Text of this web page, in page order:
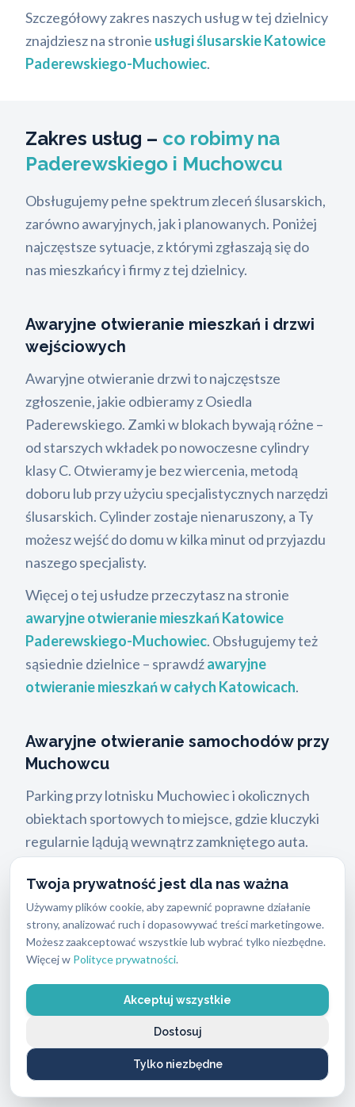
Twoja prywatność jest dla nas ważna
Używamy plików cookie, aby zapewnić poprawne działanie
strony, analizować ruch i dopasowywać treści marketingowe.
Możesz zaakceptować wszystkie lub wybrać tylko niezbędne.
Więcej w Polityce prywatności.
Akceptuj wszystkie
Tylko niezbędne
Dostosuj
Szczegółowy zakres naszych usług w tej dzielnicy
znajdziesz na stronie usługi ślusarskie Katowice
Paderewskiego-Muchowiec.
Zakres usług – co robimy na
Paderewskiego i Muchowcu
Obsługujemy pełne spektrum zleceń ślusarskich,
zarówno awaryjnych, jak i planowanych. Poniżej
najczęstsze sytuacje, z którymi zgłaszają się do
nas mieszkańcy i firmy z tej dzielnicy.
Awaryjne otwieranie mieszkań i drzwi
wejściowych
Awaryjne otwieranie drzwi to najczęstsze
zgłoszenie, jakie odbieramy z Osiedla
Paderewskiego. Zamki w blokach bywają różne –
od starszych wkładek po nowoczesne cylindry
klasy C. Otwieramy je bez wiercenia, metodą
doboru lub przy użyciu specjalistycznych narzędzi
ślusarskich. Cylinder zostaje nienaruszony, a Ty
możesz wejść do domu w kilka minut od przyjazdu
naszego specjalisty.
Więcej o tej usłudze przeczytasz na stronie
awaryjne otwieranie mieszkań Katowice
Paderewskiego-Muchowiec. Obsługujemy też
sąsiednie dzielnice – sprawdźawaryjne
otwieranie mieszkań w całych Katowicach.
Awaryjne otwieranie samochodów przy
Muchowcu
Parking przy lotnisku Muchowiec i okolicznych
obiektach sportowych to miejsce, gdzie kluczyki
regularnie lądują wewnątrz zamkniętego auta.
bagażniki i stacyjki bez pozostawiania śladów na
lakierze ani uszczerbku dla mechanizmu zamka.
Jeśli stoisz na parkingu i nie możesz ruszyć,
zadzwoń pod662-869-662
Złamany klucz w zamku
Złamany klucz w zamku to sytuacja, którą wielu